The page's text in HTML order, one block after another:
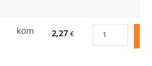
kom 2,27 €